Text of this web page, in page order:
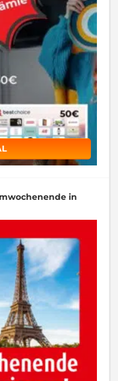
in